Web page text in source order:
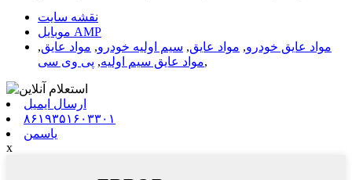
نقشه سایت
موبایل AMP
مواد عایق خودرو, مواد عایق, سیم اولیه خودرو, مواد عایق,
مواد عایق سیم اولیه, پی وی سی ,
ارسال ایمیل
۸۶۱۹۳۵۱۶۰۳۳۰۱
یاسمن
x